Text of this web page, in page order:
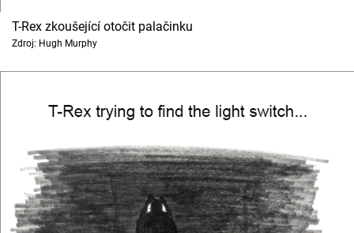
T-Rex zkoušející otočit palačinku
Zdroj: Hugh Murphy